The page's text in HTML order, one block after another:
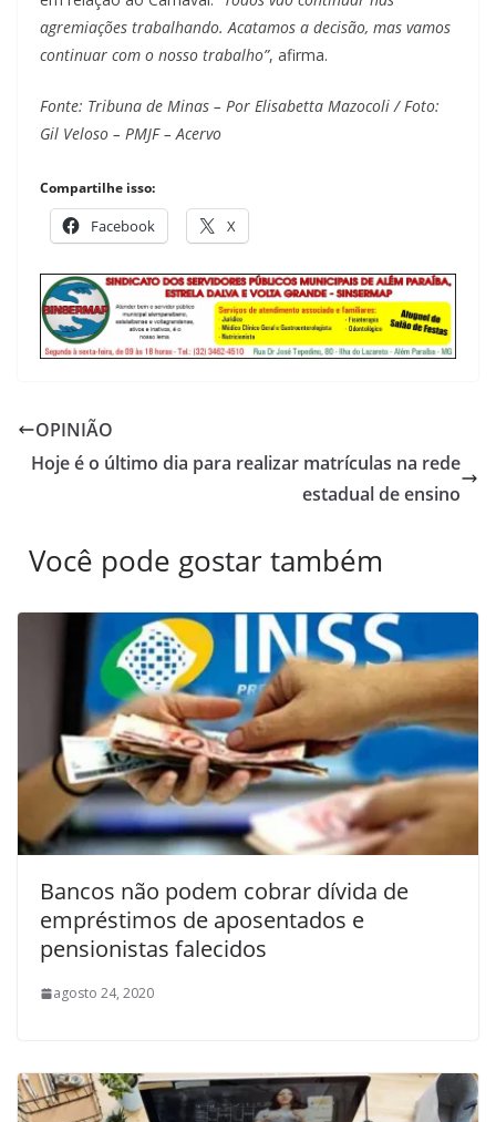
agremiações trabalhando. Acatamos a decisão, mas vamos
continuar com o nosso trabalho”, afirma.
Fonte: Tribuna de Minas – Por Elisabetta Mazocoli / Foto:
Gil Veloso – PMJF – Acervo
Compartilhe isso:
Facebook X
OPINIÃO
Hoje é o último dia para realizar matrículas na rede
estadual de ensino
Você pode gostar também
Bancos não podem cobrar dívida de
empréstimos de aposentados e
pensionistas falecidos
agosto 24, 2020